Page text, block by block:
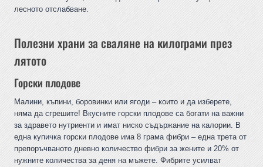
лесното отслабване.
Полезни храни за сваляне на килограми през
лятото
Горски плодове
Малини, къпини, боровинки или ягоди – които и да изберете,
няма да сгрешите! Вкусните горски плодове са богати на важни
за здравето нутриенти и имат ниско съдържание на калории. В
една купичка горски плодове има 8 грама фибри – една трета от
препоръчваното дневно количество фибри за жените и 20% от
нужните количества за деня на мъжете. Фибрите усилват